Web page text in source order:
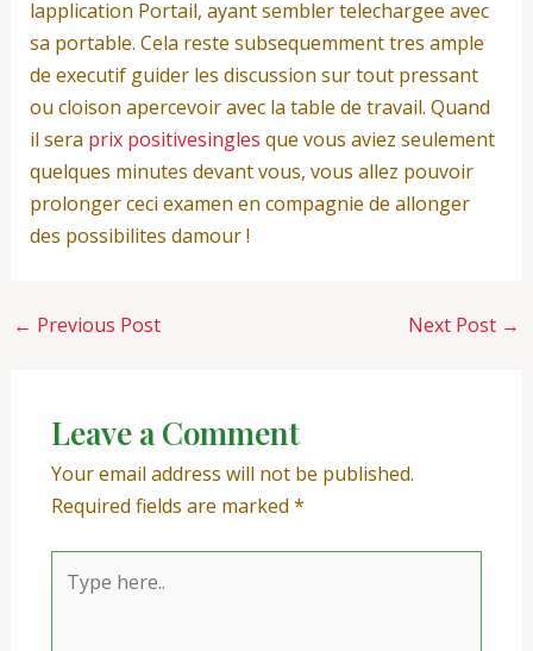
lapplication Portail, ayant sembler telechargee avec
sa portable. Cela reste subsequemment tres ample
de executif guider les discussion sur tout pressant
ou cloison apercevoir avec la table de travail. Quand
il sera prix positivesingles que vous aviez seulement
quelques minutes devant vous, vous allez pouvoir
prolonger ceci examen en compagnie de allonger
des possibilites damour !
← Previous Post Next Post →
Leave a Comment
Your email address will not be published.
Required fields are marked *
here..